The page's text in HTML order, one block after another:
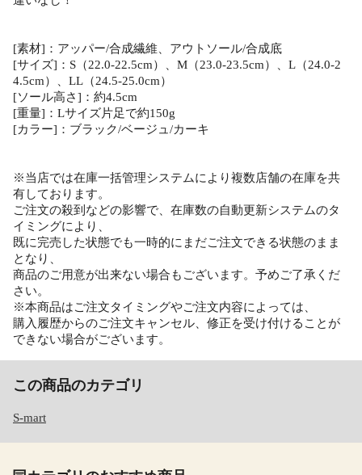
[素材]：アッパー/合成繊維、アウトソール/合成底
[サイズ]：S（22.0-22.5cm）、M（23.0-23.5cm）、L（24.0-2
4.5cm）、LL（24.5-25.0cm）
[ソール高さ]：約4.5cm
[重量]：Lサイズ片足で約150g
[カラー]：ブラック/ベージュ/カーキ
※当店では在庫一括管理システムにより複数店舗の在庫を共
有しております。
ご注文の殺到などの影響で、在庫数の自動更新システムのタ
イミングにより、
既に完売した状態でも一時的にまだご注文できる状態のまま
となり、
商品のご用意が出来ない場合もございます。予めご了承くだ
さい。
※本商品はご注文タイミングやご注文内容によっては、
購入履歴からのご注文キャンセル、修正を受け付けることが
できない場合がございます。
この商品のカテゴリ
S-mart